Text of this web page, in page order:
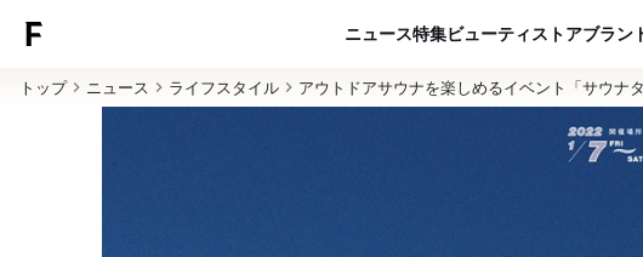
ニュース特集ビューティ ストアブラン
トップ ニュース ライフスタイル アウトドアサウナを楽しめるイベント「サウナ